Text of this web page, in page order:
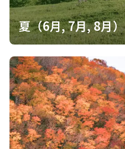
夏（6月, 7月, 8月）